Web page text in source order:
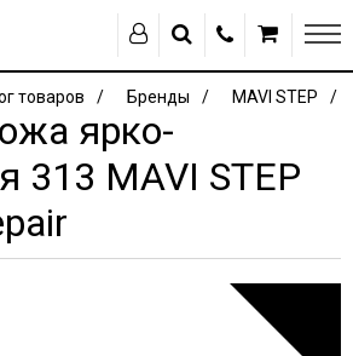
товаров Бренды MAVI STEP
ярко-
313 MAVI STEP